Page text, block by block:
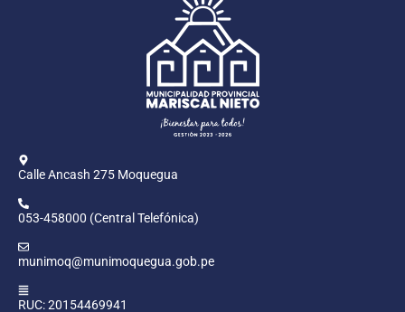
Calle Ancash 275 Moquegua
053-458000 (Central Telefónica)
munimoq@munimoquegua.gob.pe
RUC: 20154469941